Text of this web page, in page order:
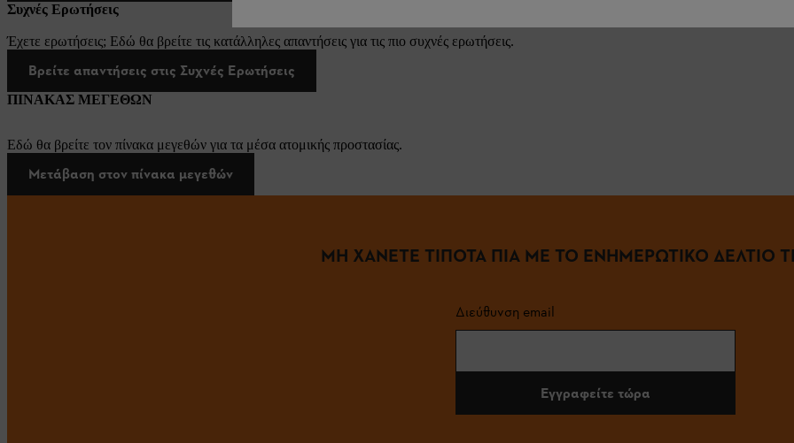
Συχνές Ερωτήσεις
Έχετε ερωτήσεις; Εδώ θα βρείτε τις κατάλληλες απαντήσεις για τις πιο συχνές ερωτήσεις.
Βρείτε απαντήσεις στις Συχνές Ερωτήσεις
ΠΙΝΑΚΑΣ ΜΕΓΕΘΩΝ
Εδώ θα βρείτε τον πίνακα μεγεθών για τα μέσα ατομικής προστασίας.
Μετάβαση στον πίνακα μεγεθών
ΜΗ ΧΑΝΕΤΕ ΤΙΠΟΤΑ ΠΙΑ ΜΕ ΤΟ ΕΝΗΜΕΡΩΤΙΚΟ ΔΕΛΤΙΟ
Διεύθυνση email
Εγγραφείτε τώρα